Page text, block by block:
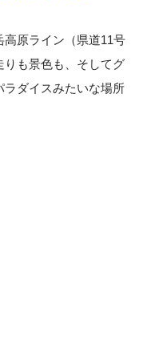
原ライン（県道11号
も景色も、そしてグ
ラダイスみたいな場所